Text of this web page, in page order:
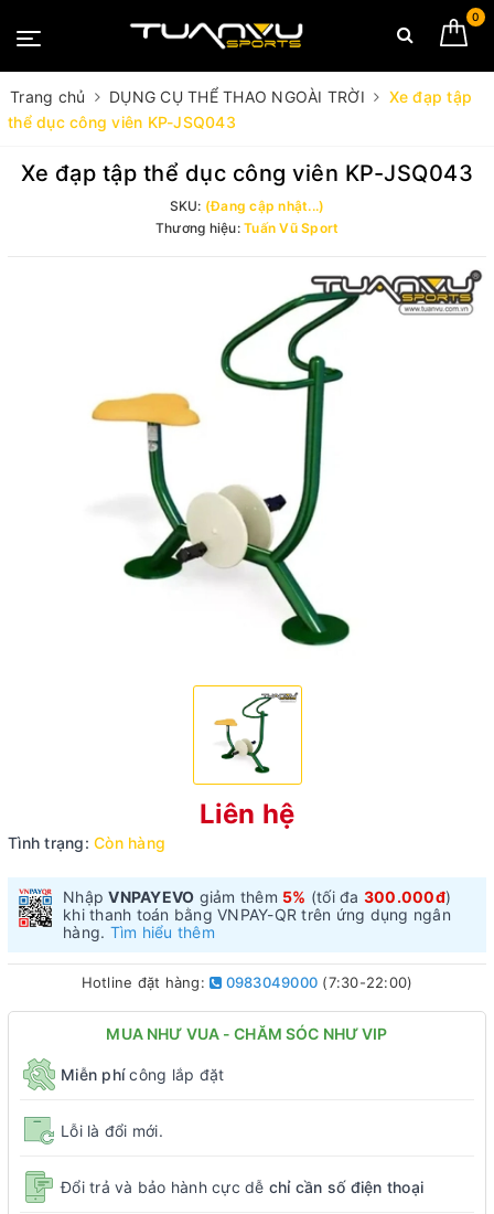
0
Trang chủ DỤNG CỤ THỂ THAO NGOÀI TRỜI
Xe đạp tập
thể dục công viên KP-JSQ043
Xe đạp tập thể dục công viên KP-JSQ043
SKU: (Đang cập nhật...)
Thương hiệu: Tuấn Vũ Sport
Liên hệ
Tình trạng: Còn hàng
NhậpVNPAYEVO giảm thêm 5% (tối đa 300.000đ)
khi thanh toán bằng VNPAY-QR trên ứng dụng ngân
hàng. Tìm hiểu thêm
Hotline đặt hàng: 0983049000 (7:30-22:00)
MUA NHƯ VUA - CHĂM SÓC NHƯ VIP
Miễn phícông lắp đặt
Lỗi là đổi mới.
Đổi trả và bảo hành cực dễ chỉ cần số điện thoại